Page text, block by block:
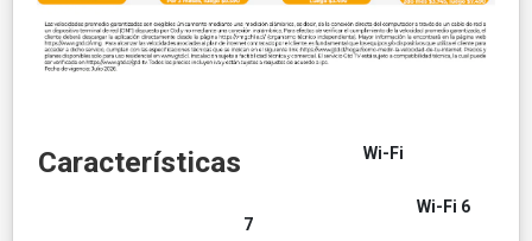
Características Wi-Fi
7
Wi-Fi 6